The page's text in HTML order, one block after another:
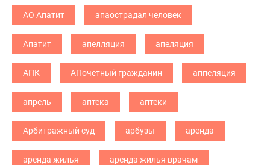
АО Апатит апаострадал человек
Апатит апелляция апеляция
АПК АПочетный гражданин аппеляция
апрель аптека аптеки
Арбитражный суд арбузы аренда
аренда жилья аренда жилья врачам